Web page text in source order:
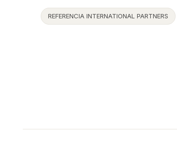
REFERENCIA INTERNATIONAL PARTNERS